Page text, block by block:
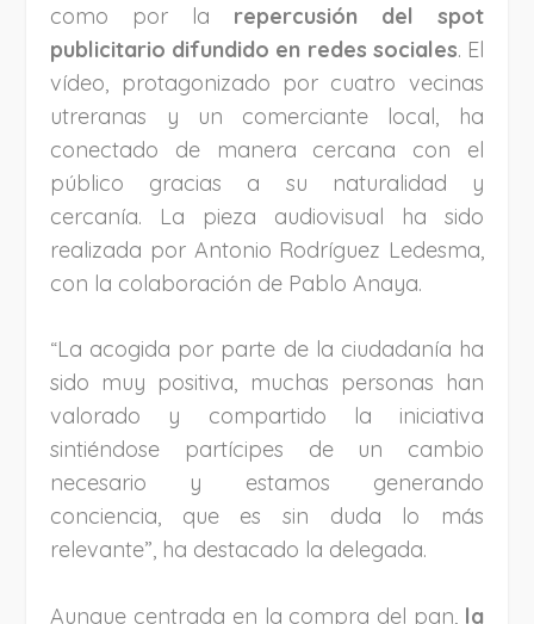
como por la repercusión del spot
publicitario difundido en redes sociales. El
vídeo, protagonizado por cuatro vecinas
utreranas y un comerciante local, ha
conectado de manera cercana con el
público gracias a su naturalidad y
cercanía. La pieza audiovisual ha sido
realizada por Antonio Rodríguez Ledesma,
con la colaboración de Pablo Anaya.
“La acogida por parte de la ciudadanía ha
sido muy positiva, muchas personas han
valorado y compartido la iniciativa
sintiéndose partícipes de un cambio
necesario y estamos generando
conciencia, que es sin duda lo más
relevante”, ha destacado la delegada.
Aunque centrada en la compra del pan, la